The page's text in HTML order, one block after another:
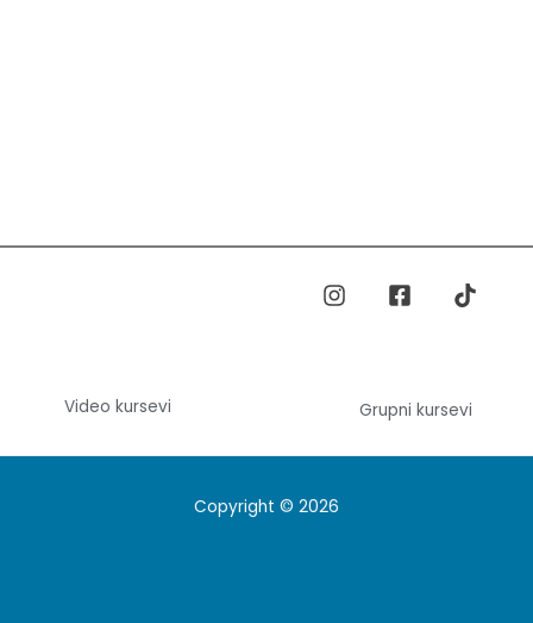
Video kursevi Grupni kursevi
Copyright © 2026